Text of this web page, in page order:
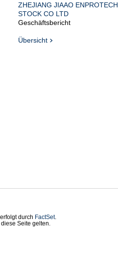
ZHEJIANG JIAAO ENPROTECH
STOCK CO LTD
Geschäftsbericht
Übersicht
durch FactSet.
Seite gelten.